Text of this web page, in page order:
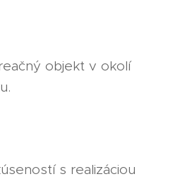
objekt v okolí
s realizáciou